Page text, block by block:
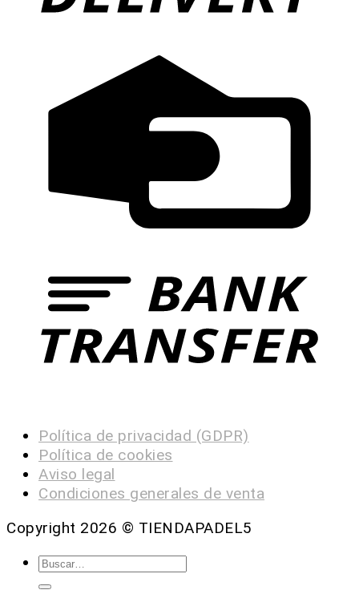
Política de privacidad (GDPR)
Política de cookies
Aviso legal
Condiciones generales de venta
Copyright 2026 © TIENDAPADEL5